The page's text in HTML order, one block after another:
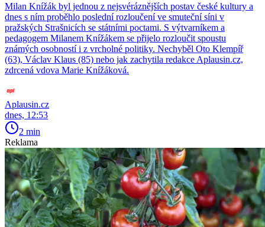
Milan Knížák byl jednou z nejsvéráznějších postav české kultury a
dnes s ním proběhlo poslední rozloučení ve smuteční síni v
pražských Strašnicích se státními poctami. S výtvarníkem a
pedagogem Milanem Knížákem se přijelo rozloučit spoustu
známých osobností i z vrcholné politiky. Nechyběl Oto Klempíř
(63), Václav Klaus (85) nebo jak zachytila redakce Aplausin.cz,
zdrcená vdova Marie Knížáková.
Aplausin.cz
dnes, 12:53
2 min
Reklama